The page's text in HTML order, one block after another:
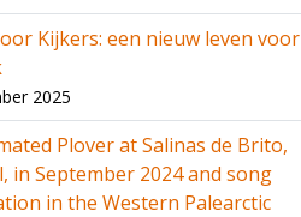
Kijkers: een nieuw leven voor
2025
Plover at Salinas de Brito,
in September 2024 and song
in the Western Palearctic